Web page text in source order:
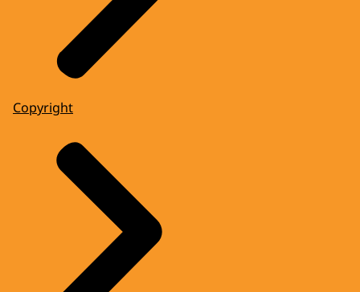
Copyright